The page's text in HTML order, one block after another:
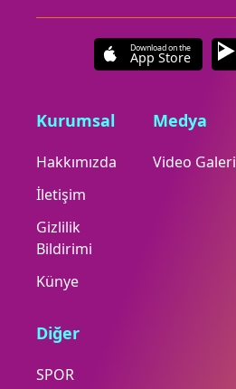
Download on the
App Store
Kurumsal
Hakkımızda
İletişim
Gizlilik
Bildirimi
Künye
Medya
Video Galeri
Diğer
SPOR